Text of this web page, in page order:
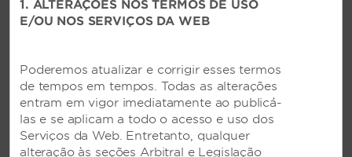
MERGULHE NA NOSSA PISCINA
desfrutar de dias ensolarados.
1. ALTERAÇÕES NOS TERMOS DE USO
E/OU NOS SERVIÇOS DA WEB
Poderemos atualizar e corrigir esses termos
de tempos em tempos. Todas as alterações
entram em vigor imediatamente ao publicá-
las e se aplicam a todo o acesso e uso dos
Serviços da Web. Entretanto, qualquer
alteração às seções Arbitral e Legislação